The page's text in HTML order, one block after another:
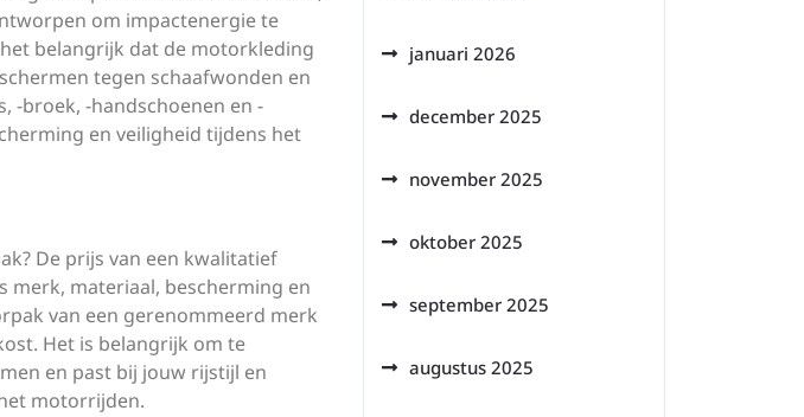
om impactenergie te
belangrijk dat de motorkleding
tegen schaafwonden en
-broek, -handschoenen en -
en veiligheid tijdens het
De prijs van een kwalitatief
merk, materiaal, bescherming en
van een gerenommeerd merk
Het is belangrijk om te
en past bij jouw rijstijl en
motorrijden.
januari 2026
december 2025
november 2025
oktober 2025
september 2025
augustus 2025